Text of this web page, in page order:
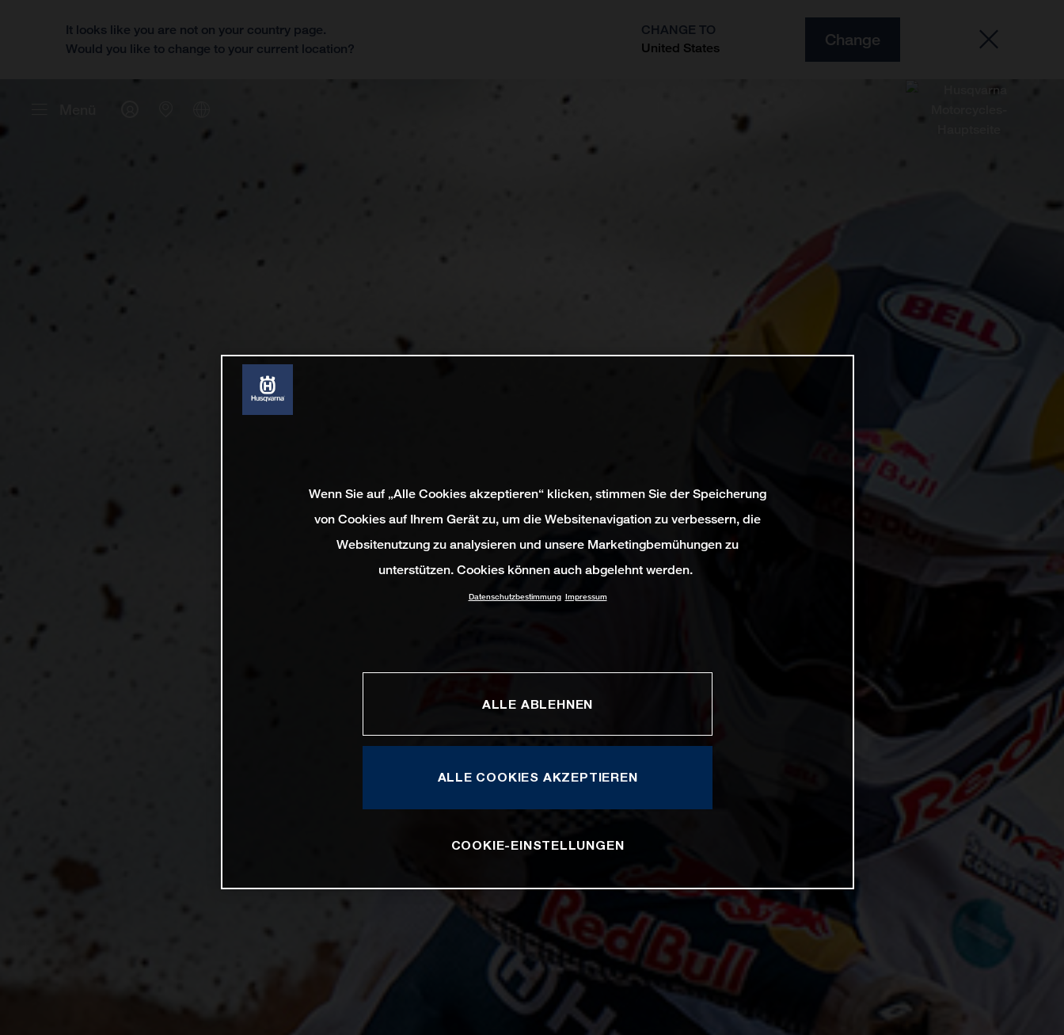
It looks like you are not on your country page.
Would you like to change to your current location?
CHANGE TO
United States
Change
Wenn Sie auf „Alle Cookies akzeptieren“ klicken, stimmen Sie der Speicherung
von Cookies auf Ihrem Gerät zu, um die Websitenavigation zu verbessern, die
Websitenutzung zu analysieren und unsere Marketingbemühungen zu
unterstützen. Cookies können auch abgelehnt werden.
Datenschutzbestimmung Impressum
ALLE ABLEHNEN
ALLE COOKIES AKZEPTIEREN
COOKIE-EINSTELLUNGEN